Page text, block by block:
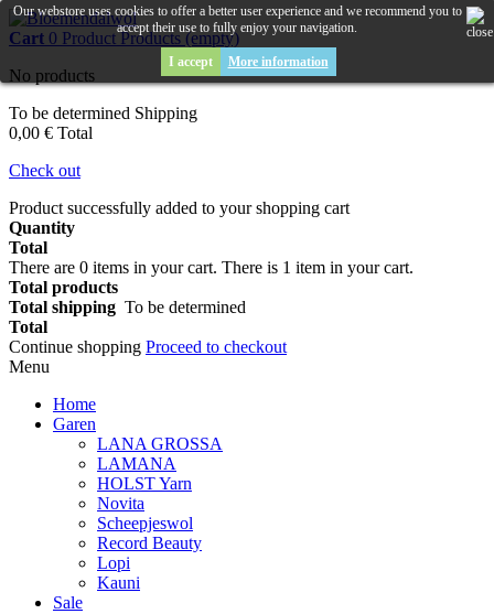
Cart 0 Product Products (empty)
No products
To be determined Shipping
0,00 € Total
Check out
Product successfully added to your shopping cart
Quantity
Total
There are 0 items in your cart. There is 1 item in your cart.
Total products
Total shipping To be determined
Total
Continue shopping Proceed to checkout
Menu
Home
Garen
LANA GROSSA
LAMANA
HOLST Yarn
Novita
Scheepjeswol
Record Beauty
Lopi
Kauni
Sale
Our webstore uses cookies to offer a better user experience and we recommend you to
accept their use to fully enjoy your navigation.
I accept More information